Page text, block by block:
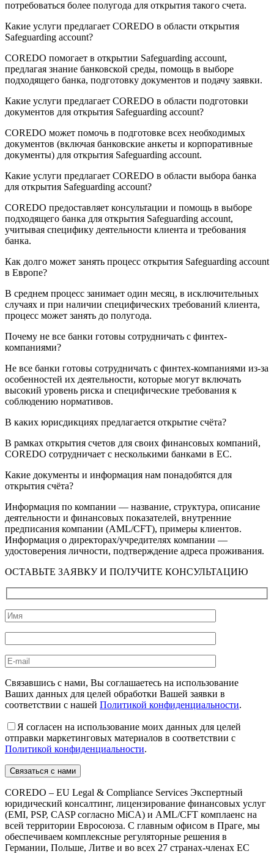
потребоваться более полугода для открытия такого счета.
Какие услуги предлагает COREDO в области открытия
Safeguarding account?
COREDO помогает в открытии Safeguarding account,
предлагая знание банковской среды, помощь в выборе
подходящего банка, подготовку документов и подачу заявки.
Какие услуги предлагает COREDO в области подготовки
документов для открытия Safeguarding account?
COREDO может помочь в подготовке всех необходимых
документов (включая банковские анкеты и корпоративные
документы) для открытия Safeguarding account.
Какие услуги предлагает COREDO в области выбора банка
для открытия Safeguarding account?
COREDO предоставляет консультации и помощь в выборе
подходящего банка для открытия Safeguarding account,
учитывая специфику деятельности клиента и требования
банка.
Как долго может занять процесс открытия Safeguarding account
в Европе?
В среднем процесс занимает один месяц, в исключительных
случаях и при наличии специфических требований клиента,
процесс может занять до полугода.
Почему не все банки готовы сотрудничать с финтех-
компаниями?
Не все банки готовы сотрудничать с финтех-компаниями из-за
особенностей их деятельности, которые могут включать
высокий уровень риска и специфические требования к
соблюдению нормативов.
В каких юрисдикциях предлагается открытие счёта?
В рамках открытия счетов для своих финансовых компаний,
COREDO сотрудничает с несколькими банками в ЕС.
Какие документы и информация нам понадобятся для
открытия счёта?
Информация по компании — название, структура, описание
деятельности и финансовых показателей, внутренние
предписания компании (AML/CFT), примеры клиентов.
Информация о директорах/учредителях компании —
удостоверения личности, подтверждение адреса проживания.
ОСТАВЬТЕ ЗАЯВКУ И ПОЛУЧИТЕ КОНСУЛЬТАЦИЮ
Связавшись с нами, Вы соглашаетесь на использование
Ваших данных для целей обработки Вашей заявки в
соответствии с нашей Политикой конфиденциальности.
Я согласен на использование моих данных для целей
отправки маркетинговых материалов в соответствии с
Политикой конфиденциальности.
COREDO – EU Legal & Compliance Services Экспертный
юридический консалтинг, лицензирование финансовых услуг
(EMI, PSP, CASP согласно MiCA) и AML/CFT комплаенс на
всей территории Евросоюза. С главным офисом в Праге, мы
обеспечиваем комплексные регуляторные решения в
Германии, Польше, Литве и во всех 27 странах-членах ЕС